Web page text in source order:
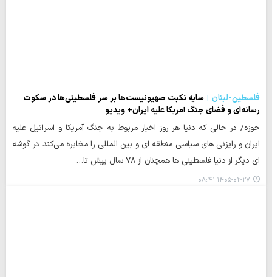
فلسطین-لبنان
سایه نکبت صهیونیست‌ها بر سر فلسطینی‌ها در سکوت
رسانه‌ای و فضای جنگ آمریکا علیه ایران+ ویدیو
حوزه/ در حالی که دنیا هر روز اخبار مربوط به جنگ آمریکا و اسرائیل علیه
ایران و رایزنی های سیاسی منطقه ای و بین المللی را مخابره می‌کند در گوشه
ای دیگر از دنیا فلسطینی ها همچنان از ۷۸ سال پیش تا…
۱۴۰۵-۰۲-۲۷ ۰۸:۴۱